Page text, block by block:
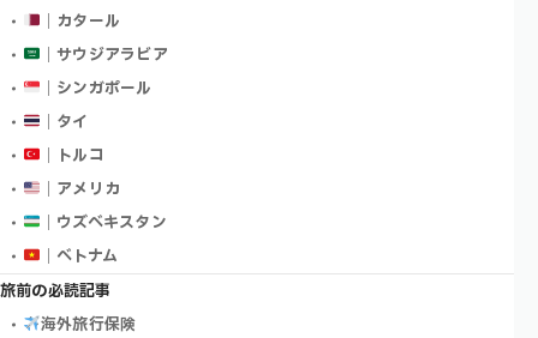
｜カタール
｜サウジアラビア
｜シンガポール
｜タイ
｜トルコ
｜アメリカ
｜ウズベキスタン
｜ベトナム
旅前の必読記事
海外旅行保険